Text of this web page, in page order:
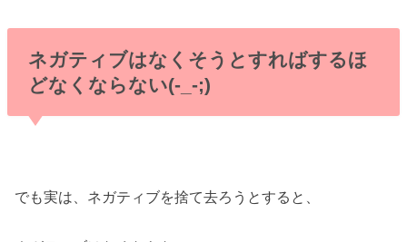
ネガティブはなくそうとすればするほ
どなくならない(-_-;)
でも実は、ネガティブを捨て去ろうとすると、